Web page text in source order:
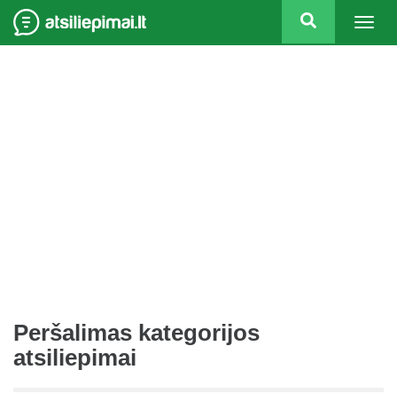
Peršalimas kategorijos
atsiliepimai